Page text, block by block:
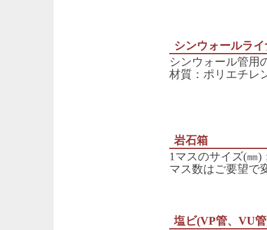
シンウォールラ
シンウォール管用
材質：ポリエチレ
岩石箱
1マスのサイズ(㎜)
マス数はご要望で
塩ビ(VP管、VU